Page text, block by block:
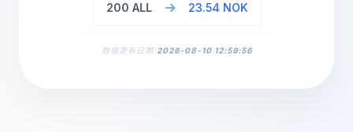
200 ALL 23.54 NOK
数据更新日期:2026-08-10 12:59:56